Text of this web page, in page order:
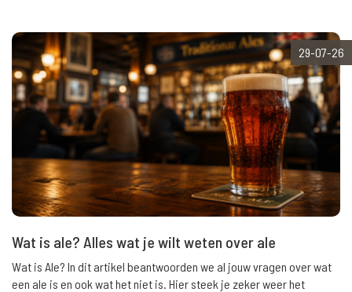
29-07-26
Wat is ale? Alles wat je wilt weten over ale
Wat is Ale? In dit artikel beantwoorden we al jouw vragen over wat
een ale is en ook wat het niet is. Hier steek je zeker weer het